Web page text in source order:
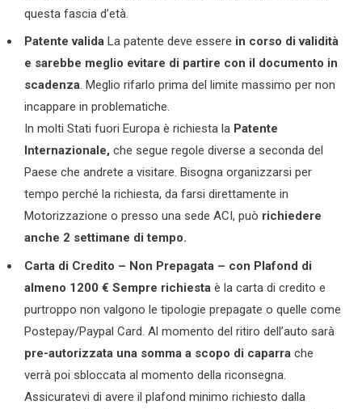
questa fascia d’età.
Patente valida La patente deve essere in corso di validità
e sarebbe meglio evitare di partire con il documento in
scadenza. Meglio rifarlo prima del limite massimo per non
incappare in problematiche.
In molti Stati fuori Europa è richiesta la Patente
Internazionale, che segue regole diverse a seconda del
Paese che andrete a visitare. Bisogna organizzarsi per
tempo perché la richiesta, da farsi direttamente in
Motorizzazione o presso una sede ACI, può richiedere
anche 2 settimane di tempo.
Carta di Credito – Non Prepagata – con Plafond di
almeno 1200 € Sempre richiesta è la carta di credito e
purtroppo non valgono le tipologie prepagate o quelle come
Postepay/Paypal Card. Al momento del ritiro dell’auto sarà
pre-autorizzata una somma a scopo di caparra che
verrà poi sbloccata al momento della riconsegna.
Assicuratevi di avere il plafond minimo richiesto dalla